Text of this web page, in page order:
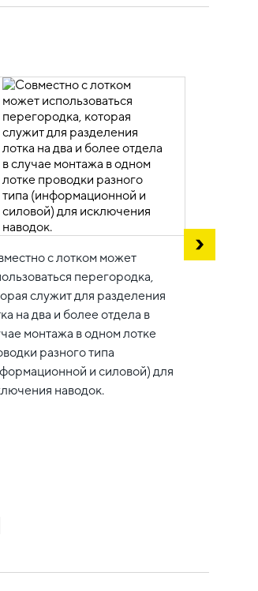
с лотком может
перегородка,
служит для разделения
на два и более отдела в
монтажа в одном лотке
разного типа
и силовой) для
наводок.